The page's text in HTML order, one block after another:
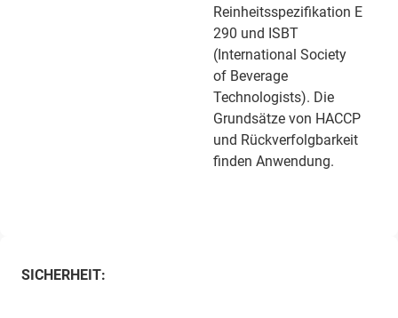
Reinheitsspezifikation E
290 und ISBT
(International Society
of Beverage
Technologists). Die
Grundsätze von HACCP
und Rückverfolgbarkeit
finden Anwendung.
SICHERHEIT: